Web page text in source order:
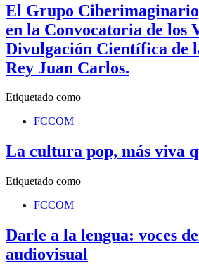
El Grupo
en la Convocatoria de los
Divulgación Científica de
Rey Juan Carlos.
Etiquetado como
FCCOM
La cultura pop, más viva
Etiquetado como
FCCOM
Darle a la lengua: voces
audiovisual